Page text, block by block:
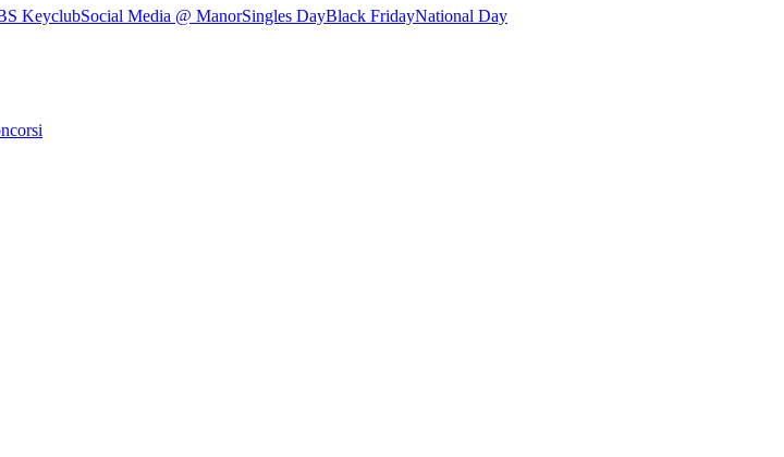
KeyclubSocial Media @ ManorSingles DayBlack FridayNational Day